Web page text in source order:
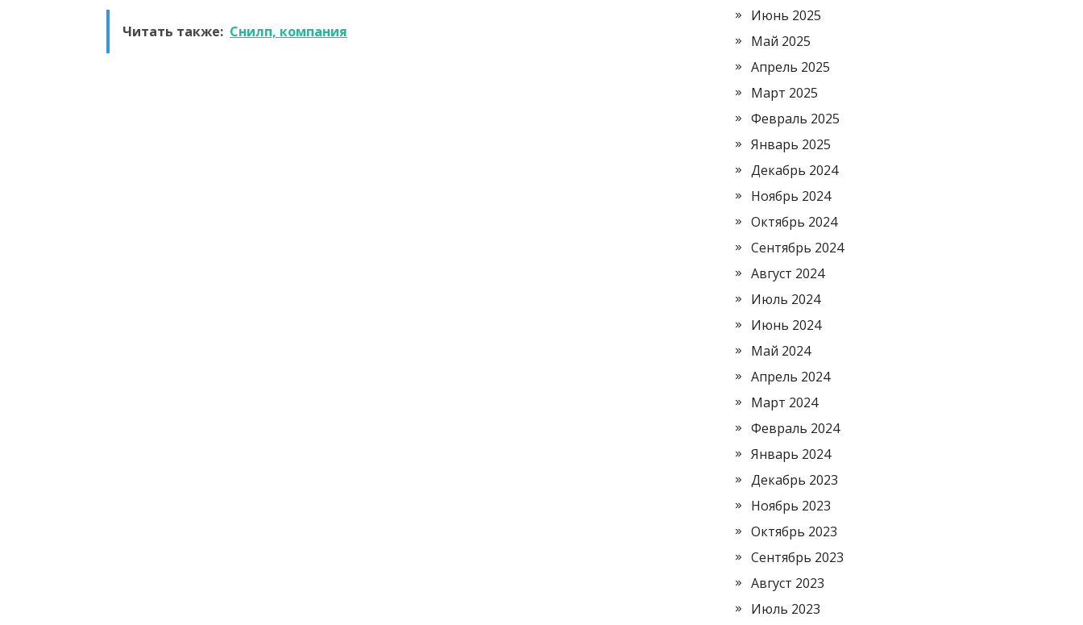
Читать также: Снилп, компания
Июнь 2025
Май 2025
Апрель 2025
Март 2025
Февраль 2025
Январь 2025
Декабрь 2024
Ноябрь 2024
Октябрь 2024
Сентябрь 2024
Август 2024
Июль 2024
Июнь 2024
Май 2024
Апрель 2024
Март 2024
Февраль 2024
Январь 2024
Декабрь 2023
Ноябрь 2023
Октябрь 2023
Сентябрь 2023
Август 2023
Июль 2023